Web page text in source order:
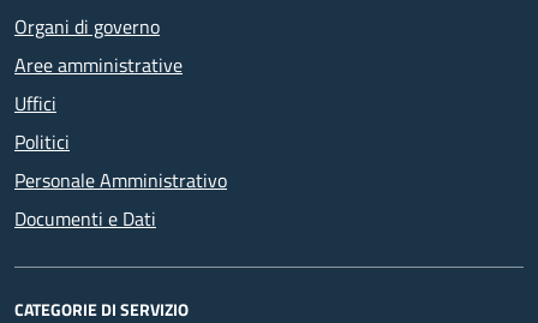
Organi di governo
Aree amministrative
Uffici
Politici
Personale Amministrativo
Documenti e Dati
CATEGORIE DI SERVIZIO